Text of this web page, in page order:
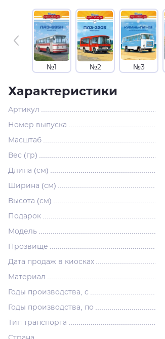
№1 №2 №3
Характеристики
Артикул
Номер выпуска
Масштаб
Вес (гр)
Длина (см)
Ширина (см)
Высота (см)
Подарок
Модель
Прозвище
Дата продаж в киосках
Материал
Годы производства, с
Годы производства, по
Тип транспорта